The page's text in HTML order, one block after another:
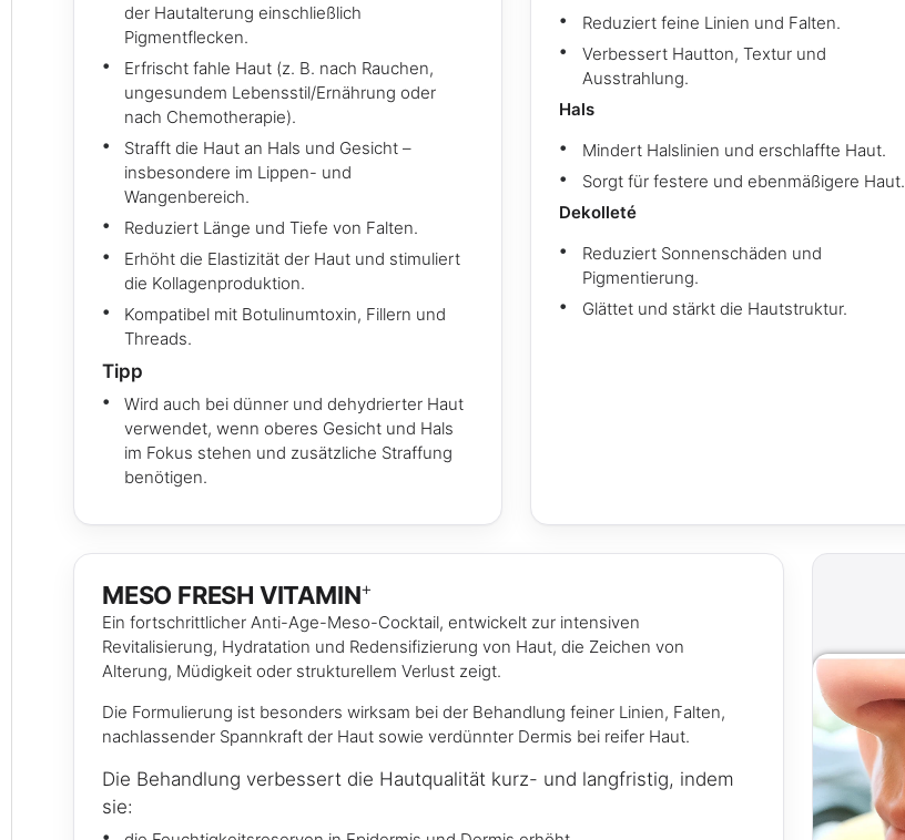
der Hautalterung einschließlich
Pigmentflecken.
Erfrischt fahle Haut (z. B. nach Rauchen,
ungesundem Lebensstil/Ernährung oder
nach Chemotherapie).
Strafft die Haut an Hals und Gesicht –
insbesondere im Lippen- und
Wangenbereich.
Reduziert Länge und Tiefe von Falten.
Erhöht die Elastizität der Haut und stimuliert
die Kollagenproduktion.
Kompatibel mit Botulinumtoxin, Fillern und
Threads.
Tipp
Wird auch bei dünner und dehydrierter Haut
verwendet, wenn oberes Gesicht und Hals
im Fokus stehen und zusätzliche Straffung
benötigen.
Reduziert feine Linien und Falten.
Verbessert Hautton, Textur und
Ausstrahlung.
Hals
Mindert Halslinien und erschlaffte Haut.
Sorgt für festere und ebenmäßigere Haut.
Dekolleté
Reduziert Sonnenschäden und
Pigmentierung.
Glättet und stärkt die Hautstruktur.
MESO FRESH VITAMIN+
Ein fortschrittlicher Anti-Age-Meso-Cocktail, entwickelt zur intensiven
Revitalisierung, Hydratation und Redensifizierung von Haut, die Zeichen von
Alterung, Müdigkeit oder strukturellem Verlust zeigt.
Die Formulierung ist besonders wirksam bei der Behandlung feiner Linien, Falten,
nachlassender Spannkraft der Haut sowie verdünnter Dermis bei reifer Haut.
Die Behandlung verbessert die Hautqualität kurz- und langfristig, indem
sie: